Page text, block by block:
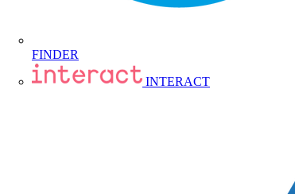
FINDER
INTERACT